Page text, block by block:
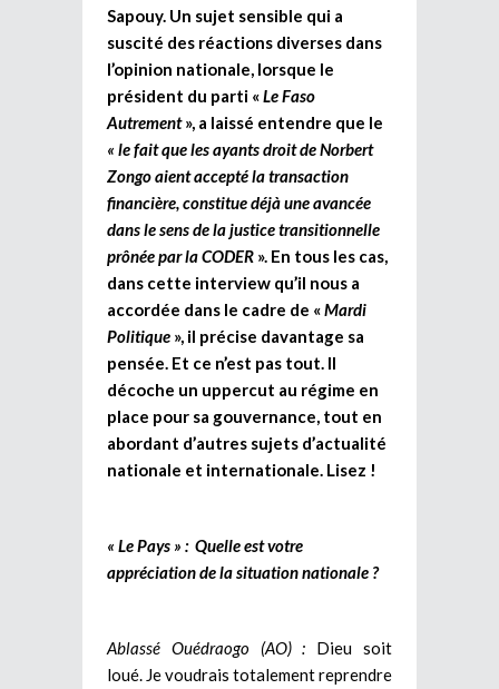
Sapouy. Un sujet sensible qui a
suscité des réactions diverses dans
l’opinion nationale, lorsque le
président du parti «Le Faso
Autrement», a laissé entendre que le
« le fait que les ayants droit de Norbert
Zongo aient accepté la transaction
financière, constitue déjà une avancée
dans le sens de la justice transitionnelle
prônée par la CODER ». En tous les cas,
dans cette interview qu’il nous a
accordée dans le cadre de «Mardi
Politique », il précise davantage sa
pensée. Et ce n’est pas tout. Il
décoche un uppercut au régime en
place pour sa gouvernance, tout en
abordant d’autres sujets d’actualité
nationale et internationale. Lisez !
« Le Pays » : Quelle est votre
appréciation de la situation nationale ?
Ablassé Ouédraogo (AO) : Dieu soit
loué. Je voudrais totalement reprendre